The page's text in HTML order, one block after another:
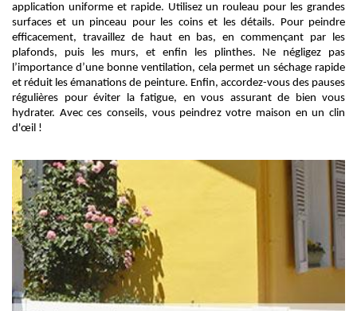
application uniforme et rapide. Utilisez un rouleau pour les grandes
surfaces et un pinceau pour les coins et les détails. Pour peindre
efficacement, travaillez de haut en bas, en commençant par les
plafonds, puis les murs, et enfin les plinthes. Ne négligez pas
l’importance d’une bonne ventilation, cela permet un séchage rapide
et réduit les émanations de peinture. Enfin, accordez-vous des pauses
régulières pour éviter la fatigue, en vous assurant de bien vous
hydrater. Avec ces conseils, vous peindrez votre maison en un clin
d'œil !